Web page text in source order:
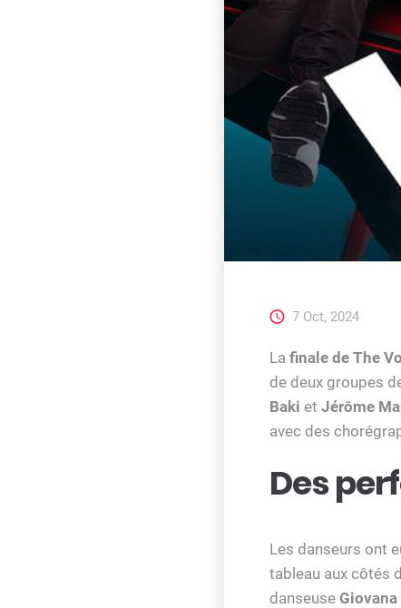
7 Oct, 2024
La finale de The
de deux groupes
Baki et Jérôme
avec des
Des
Les danseurs ont
tableau aux côtés
danseuse Giovana